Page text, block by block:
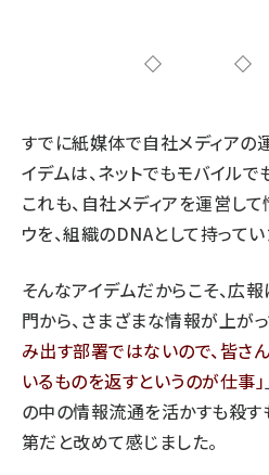
すでに紙媒体で自社メディアの
イデムは、ネットでもモバイル
これも、自社メディアを運営し
ウを、組織のDNAとして持ってい
そんなアイデムだからこそ、広
門から、さまざまな情報が上がっ
み出す部署ではないので、皆さ
いるものを返すというのが仕事
の中の情報流通を活かすも殺
第だと改めて感じました。